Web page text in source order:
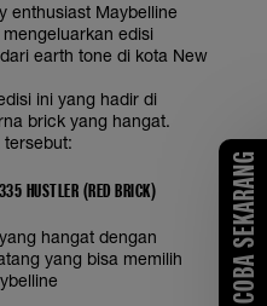
enthusiast Maybelline
edisi
earth tone di kota New
ini yang hadir di
brick yang hangat.
HUSTLER (RED BRICK)
hangat dengan
yang bisa memilih
COBA SEKARANG